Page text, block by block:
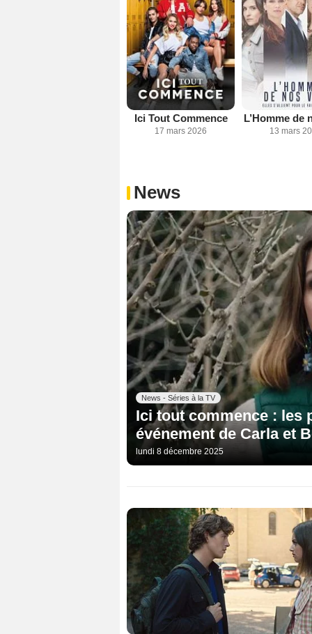
Ici Tout Commence
17 mars 2026
L’Homme de
13 mars
News
News - Séries à la TV
Ici tout commence : les
événement de Carla et
lundi 8 décembre 2025